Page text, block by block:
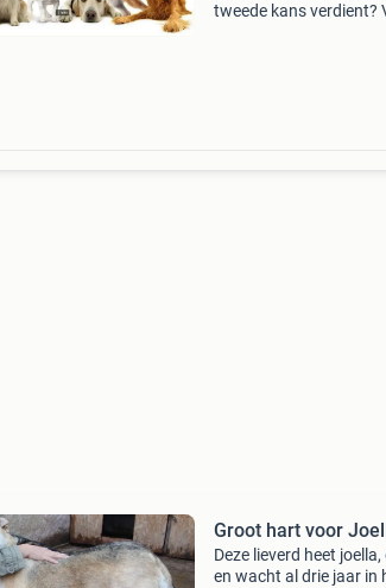
tweede kans verdient?
Groot hart voor
Deze lieverd heet
en wacht al drie jaar in